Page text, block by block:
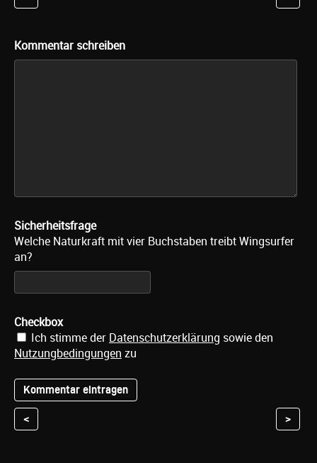
Kommentar schreiben
Sicherheitsfrage
Welche Naturkraft mit vier Buchstaben treibt Wingsurfer
an?
Checkbox
Ich stimme der Datenschutzerklärung sowie den
Nutzungbedingungen zu
< >